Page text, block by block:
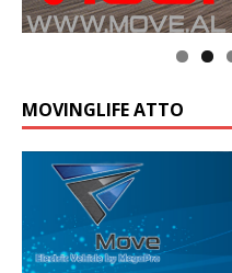
MOVINGLIFE ATTO